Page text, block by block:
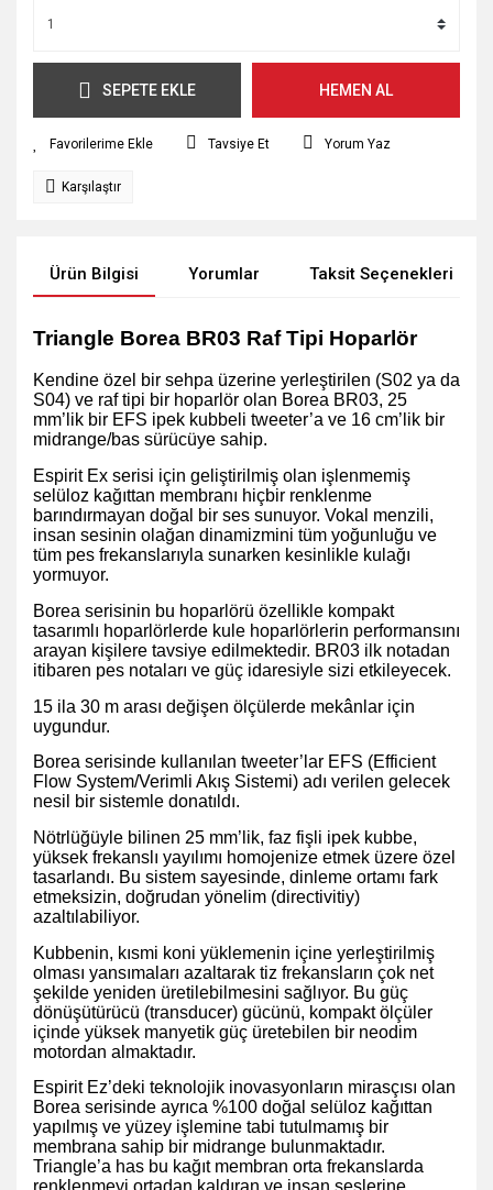
SEPETE EKLE HEMEN AL
Tavsiye Et Yorum Yaz
Karşılaştır
Ürün Bilgisi Yorumlar Taksit Seçenekleri
Triangle Borea BR03 Raf Tipi Hoparlör
Kendine özel bir sehpa üzerine yerleştirilen (S02 ya da
S04) ve raf tipi bir hoparlör olan Borea BR03, 25
mm’lik bir EFS ipek kubbeli tweeter’a ve 16 cm’lik bir
midrange/bas sürücüye sahip.
Espirit Ex serisi için geliştirilmiş olan işlenmemiş
selüloz kağıttan membranı hiçbir renklenme
barındırmayan doğal bir ses sunuyor. Vokal menzili,
insan sesinin olağan dinamizmini tüm yoğunluğu ve
tüm pes frekanslarıyla sunarken kesinlikle kulağı
yormuyor.
Borea serisinin bu hoparlörü özellikle kompakt
tasarımlı hoparlörlerde kule hoparlörlerin performansını
arayan kişilere tavsiye edilmektedir. BR03 ilk notadan
itibaren pes notaları ve güç idaresiyle sizi etkileyecek.
15 ila 30 m arası değişen ölçülerde mekânlar için
uygundur.
Borea serisinde kullanılan tweeter’lar EFS (Efficient
Flow System/Verimli Akış Sistemi) adı verilen gelecek
nesil bir sistemle donatıldı.
Nötrlüğüyle bilinen 25 mm’lik, faz fişli ipek kubbe,
yüksek frekanslı yayılımı homojenize etmek üzere özel
tasarlandı. Bu sistem sayesinde, dinleme ortamı fark
etmeksizin, doğrudan yönelim (directivitiy)
azaltılabiliyor.
Kubbenin, kısmi koni yüklemenin içine yerleştirilmiş
olması yansımaları azaltarak tiz frekansların çok net
şekilde yeniden üretilebilmesini sağlıyor. Bu güç
dönüşütürücü (transducer) gücünü, kompakt ölçüler
içinde yüksek manyetik güç üretebilen bir neodim
motordan almaktadır.
Espirit Ez’deki teknolojik inovasyonların mirasçısı olan
Borea serisinde ayrıca %100 doğal selüloz kağıttan
yapılmış ve yüzey işlemine tabi tutulmamış bir
membrana sahip bir midrange bulunmaktadır.
Triangle’a has bu kağıt membran orta frekanslarda
renklenmeyi ortadan kaldıran ve insan seslerine